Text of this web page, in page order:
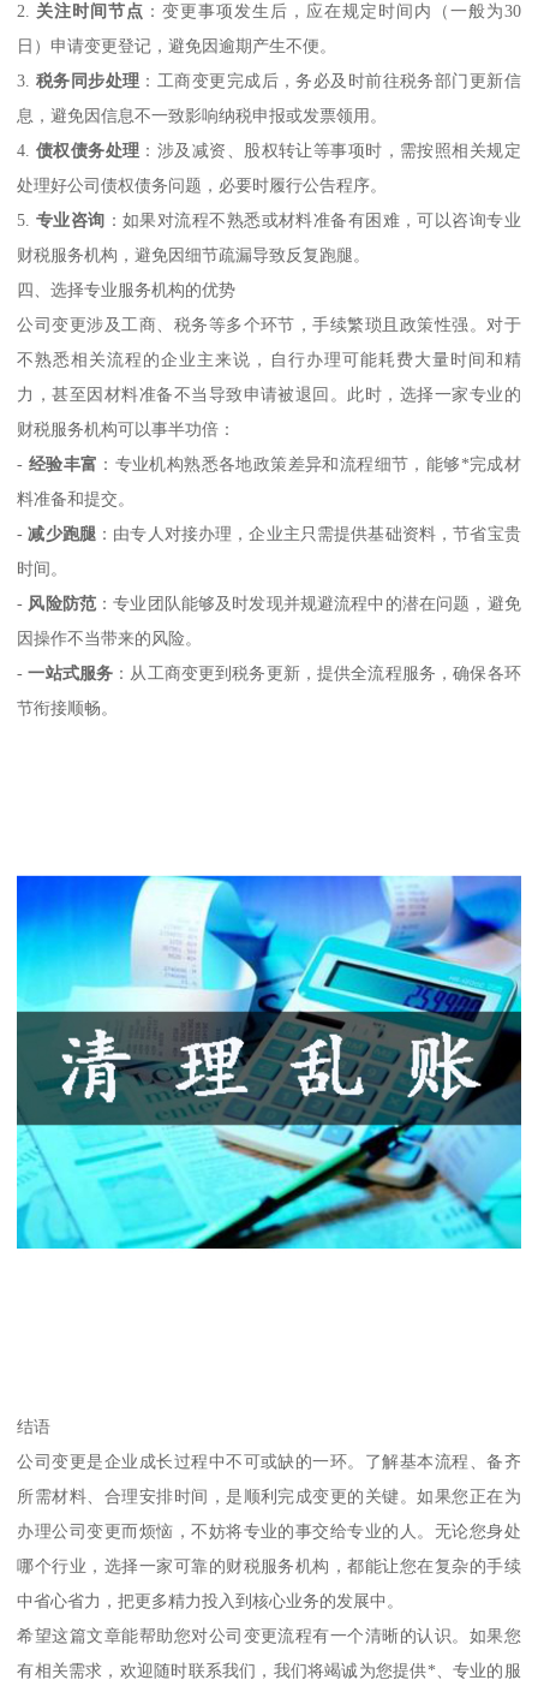
2. 关注时间节点 ：变更事项发生后，应在规定时间内（一般为30
日）申请变更登记，避免因逾期产生不便。
3. 税务同步处理 ：工商变更完成后，务必及时前往税务部门更新信
息，避免因信息不一致影响纳税申报或发票领用。
4. 债权债务处理 ：涉及减资、股权转让等事项时，需按照相关规定
处理好公司债权债务问题，必要时履行公告程序。
5. 专业咨询 ：如果对流程不熟悉或材料准备有困难，可以咨询专业
财税服务机构，避免因细节疏漏导致反复跑腿。
四、选择专业服务机构的优势
公司变更涉及工商、税务等多个环节，手续繁琐且政策性强。对于
不熟悉相关流程的企业主来说，自行办理可能耗费大量时间和精
力，甚至因材料准备不当导致申请被退回。此时，选择一家专业的
财税服务机构可以事半功倍：
- 经验丰富 ：专业机构熟悉各地政策差异和流程细节，能够*完成材
料准备和提交。
-减少跑腿 ：由专人对接办理，企业主只需提供基础资料，节省宝贵
时间。
- 风险防范 ：专业团队能够及时发现并规避流程中的潜在问题，避免
因操作不当带来的风险。
-一站式服务 ：从工商变更到税务更新，提供全流程服务，确保各环
节衔接顺畅。
结语
公司变更是企业成长过程中不可或缺的一环。了解基本流程、备齐
所需材料、合理安排时间，是顺利完成变更的关键。如果您正在为
办理公司变更而烦恼，不妨将专业的事交给专业的人。无论您身处
哪个行业，选择一家可靠的财税服务机构，都能让您在复杂的手续
中省心省力，把更多精力投入到核心业务的发展中。
希望这篇文章能帮助您对公司变更流程有一个清晰的认识。如果您
有相关需求，欢迎随时联系我们，我们将竭诚为您提供*、专业的服